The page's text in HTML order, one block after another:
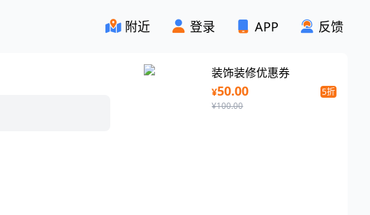
附近 登录 APP 反馈
装饰装修优惠券
¥50.00
5折
¥100.00